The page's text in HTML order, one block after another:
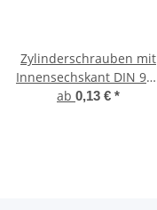
Zylinderschrauben mit
Innensechskant DIN 912
Edelstahl A2
ab 0,13 € *